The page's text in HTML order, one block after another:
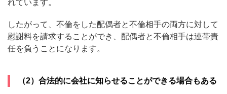
れています。
したがって、不倫をした配偶者と不倫相手の両方に対して
慰謝料を請求することができ、配偶者と不倫相手は連帯責
任を負うことになります。
（2）合法的に会社に知らせることができる場合もある